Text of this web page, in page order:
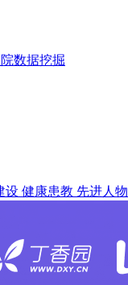
数据挖掘
设 健康患教 先进人物